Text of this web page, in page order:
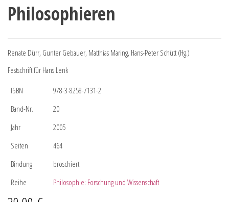
Philosophieren
Renate Dürr, Gunter Gebauer, Matthias Maring, Hans-Peter Schütt (Hg.)
Festschrift für Hans Lenk
ISBN
978-3-8258-7131-2
Band-Nr.
20
Jahr
2005
Seiten
464
Bindung
broschiert
Reihe
Philosophie: Forschung und Wissenschaft